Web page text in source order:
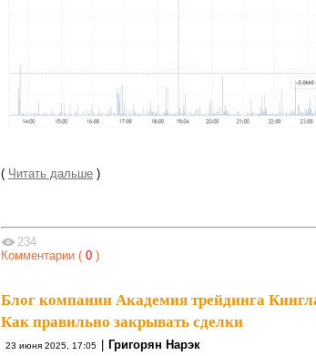
( Читать дальше )
234
Комментарии ( 0 )
Блог компании Академия трейдинга
Как правильно закрывать сделки
23 июня 2025, 17:05 | Григорян Нарэк